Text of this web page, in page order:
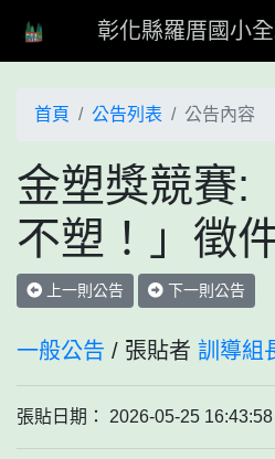
彰化縣羅厝國小
首頁 公告列表 公告內容
金塑獎競賽:
不塑！」徵
上一則公告 下一則公告
一般公告 / 張貼者 訓導組
張貼日期： 2026-05-25